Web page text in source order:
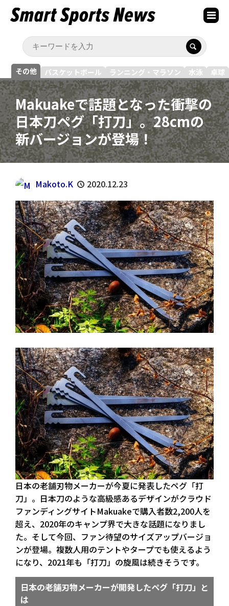
その他 バスケットボール ランニング・マラソン 水泳 卓球
Makuakeで話題となった衝撃の
日本刀ペグ「打刀」。28cmの
新バージョンが登場！
Makoto.K 2020.12.23
日本の老舗刃物メーカーが今夏に発表したペグ「打
刀」。日本刀のような高級感あるデザインがクラウド
ファンディングサイトMakuakeで購入者数2,200人を
超え、2020年のキャンプ界で大きな話題になりまし
た。そして今回、ファン待望のサイズアップバージョ
ンが登場。複数人用のテントやタープでも使えるよう
になり、2021年も「打刀」の旋風は続きそうです。
日本の老舗刃物メーカーが開発したペグ「打刀」と
は